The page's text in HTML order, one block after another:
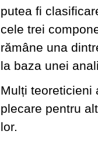
putea fi
cele trei
rămâne una
la baza unei
Mulți teoreticieni
plecare pentru
lor.